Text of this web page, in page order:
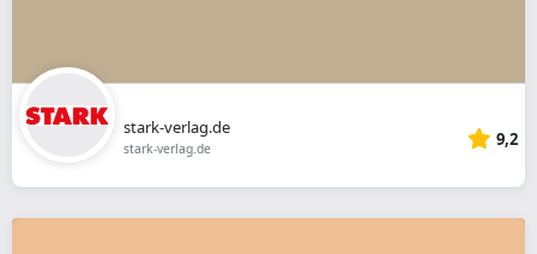
stark-verlag.de
stark-verlag.de 9,2